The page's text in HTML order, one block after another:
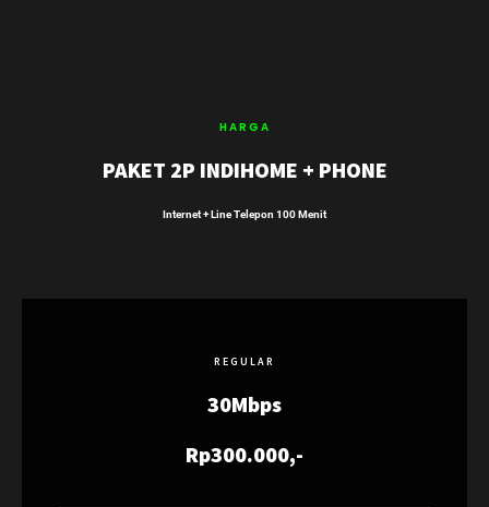
HARGA
PAKET 2P INDIHOME + PHONE
Internet + Line Telepon 100 Menit
REGULAR
30Mbps
Rp300.000,-